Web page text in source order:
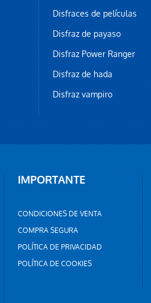
Disfraces de películas
Disfraz de payaso
Disfraz Power Ranger
Disfraz de hada
Disfraz vampiro
IMPORTANTE
CONDICIONES DE VENTA
COMPRA SEGURA
POLÍTICA DE PRIVACIDAD
POLÍTICA DE COOKIES